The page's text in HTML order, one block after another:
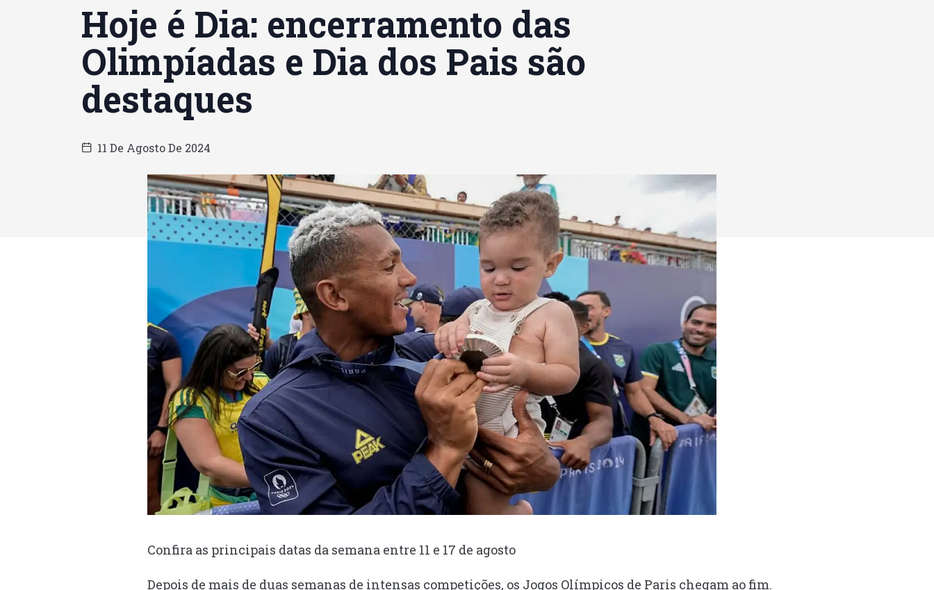
Hoje é Dia: encerramento das
Olimpíadas e Dia dos Pais são
destaques
11 De Agosto De 2024
Confira as principais datas da semana entre 11 e 17 de agosto
Depois de mais de duas semanas de intensas competições, os Jogos Olímpicos de Paris chegam ao fim.